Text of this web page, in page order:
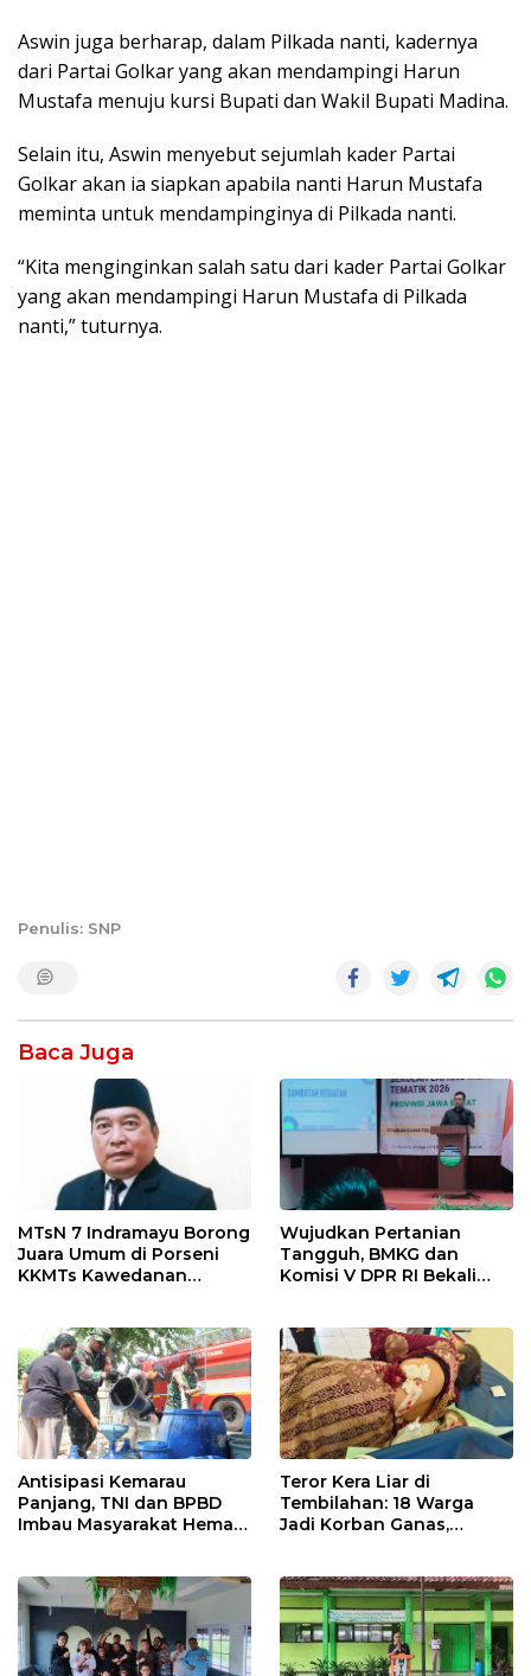
Aswin juga berharap, dalam Pilkada nanti, kadernya
dari Partai Golkar yang akan mendampingi Harun
Mustafa menuju kursi Bupati dan Wakil Bupati Madina.
Selain itu, Aswin menyebut sejumlah kader Partai
Golkar akan ia siapkan apabila nanti Harun Mustafa
meminta untuk mendampinginya di Pilkada nanti.
“Kita menginginkan salah satu dari kader Partai Golkar
yang akan mendampingi Harun Mustafa di Pilkada
nanti,” tuturnya.
Penulis: SNP
Baca Juga
MTsN 7 Indramayu Borong
Juara Umum di Porseni
KKMTs Kawedanan
Wujudkan Pertanian
Tangguh, BMKG dan
Komisi V DPR RI Bekali
Antisipasi Kemarau
Panjang, TNI dan BPBD
Imbau Masyarakat Hemat
Teror Kera Liar di
Tembilahan: 18 Warga
Jadi Korban Ganas,